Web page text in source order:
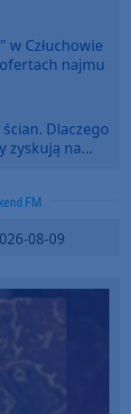
w Człuchowie
najmu
Dlaczego
zyskują na
FM
08-09